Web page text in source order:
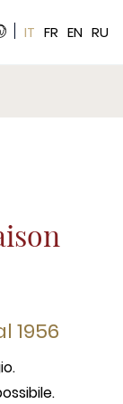
IT FR EN RU
1956